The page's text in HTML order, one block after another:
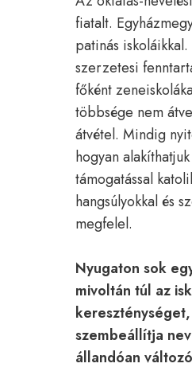
fiatalt.
patinás
szerzetesi
főként
többsége nem
átvétel. Mindig
hogyan
támogatással
hangsúlyokkal és
megfelel.
Nyugaton sok
mivoltán túl az
szembeállítja
állandóan